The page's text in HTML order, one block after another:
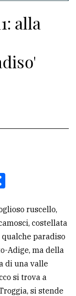
alla
ruscello,
costellata
paradiso
Adige, ma della
di una valle
si trova a
si stende